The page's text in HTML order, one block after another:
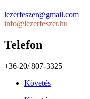
lezerfeszer@gmail.com
info@lezerfeszer.hu
Telefon
+36-20/ 807-3325
Követés